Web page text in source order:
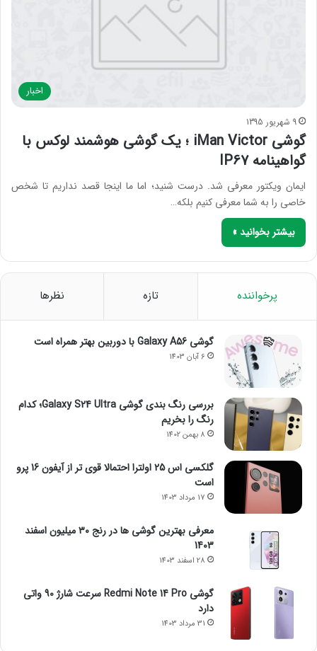
اخبار
9 شهریور 1395
گوشی iMan Victor ؛ یک گوشی هوشمند لوکس با
گواهینامه IP67
ایمان ویکتور معرفی شد. درست شنید؛ اما ما اینجا قصد نداریم تا شخص
خاصی را به شما معرفی کنیم بلکه…
بیشتر بخوانید »
پرخواننده تازه نظرها
گوشی Galaxy A56 با دوربین بهتر همراه است
6 آبان 1403
بررسی رنگ بندی گوشی Galaxy S24 Ultra؛ کدام
رنگ را بخریم
8 بهمن 1402
گلکسی اس 25 اولترا احتمالا قوی تر از آیفون 16 پرو
است
17 مرداد 1403
معرفی بهترین گوشی ها در رنج ۳۰ میلیون اسفند
1403
28 اسفند 1403
گوشی Redmi Note 14 Pro سرعت شارژ 90 واتی
دارد
31 مرداد 1403